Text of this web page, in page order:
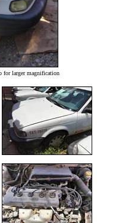
for larger magnification